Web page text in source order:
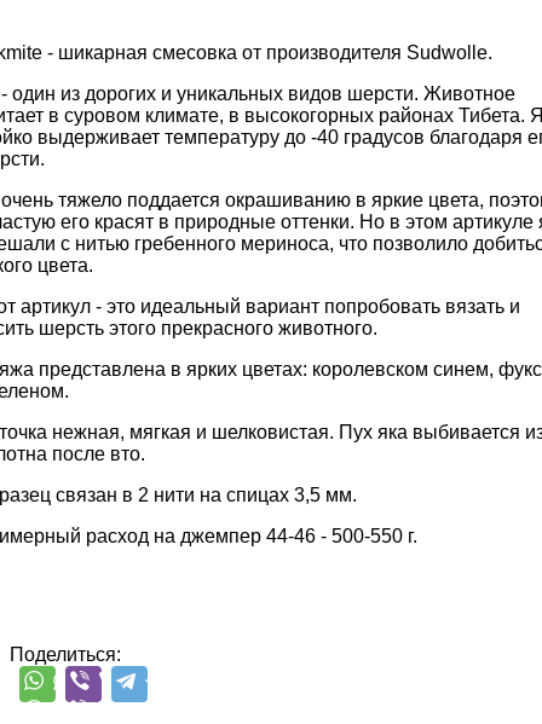
- шикарная смесовка от производителя Sudwolle.
один из дорогих и уникальных видов шерсти. Животное
в суровом климате, в высокогорных районах Тибета.
выдерживает температуру до -40 градусов благодаря
тяжело поддается окрашиванию в яркие цвета,
его красят в природные оттенки. Но в этом артикуле
с нитью гребенного мериноса, что позволило
цвета.
артикул - это идеальный вариант попробовать вязать и
шерсть этого прекрасного животного.
представлена в ярких цветах: королевском синем,
нежная, мягкая и шелковистая. Пух яка выбивается
после вто.
связан в 2 нити на спицах 3,5 мм.
расход на джемпер 44-46 - 500-550 г.
Поделиться: